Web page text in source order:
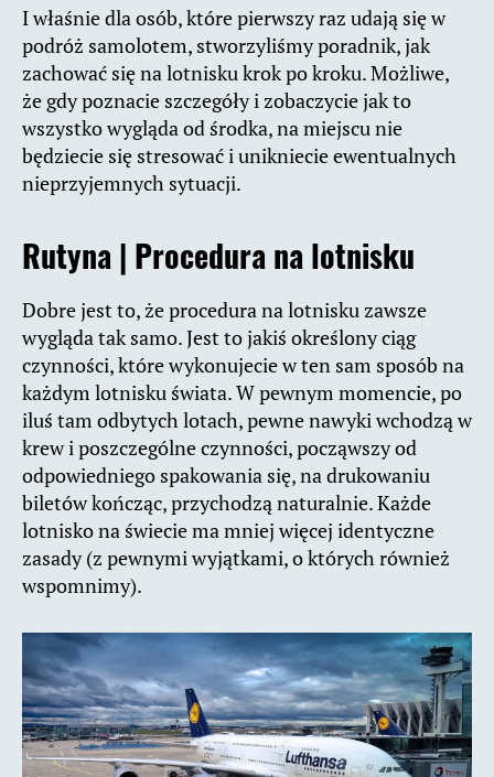
I właśnie dla osób, które pierwszy raz udają się w
podróż samolotem, stworzyliśmy poradnik, jak
zachować się na lotnisku krok po kroku. Możliwe,
że gdy poznacie szczegóły i zobaczycie jak to
wszystko wygląda od środka, na miejscu nie
będziecie się stresować i unikniecie ewentualnych
nieprzyjemnych sytuacji.
Rutyna | Procedura na lotnisku
Dobre jest to, że procedura na lotnisku zawsze
wygląda tak samo. Jest to jakiś określony ciąg
czynności, które wykonujecie w ten sam sposób na
każdym lotnisku świata. W pewnym momencie, po
iluś tam odbytych lotach, pewne nawyki wchodzą w
krew i poszczególne czynności, począwszy od
odpowiedniego spakowania się, na drukowaniu
biletów kończąc, przychodzą naturalnie. Każde
lotnisko na świecie ma mniej więcej identyczne
zasady (z pewnymi wyjątkami, o których również
wspomnimy).